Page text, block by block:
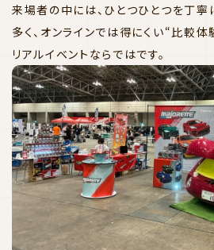
来場者の中には、ひとつひとつを丁
多く、オンラインでは得にくい“比較
リアルイベントならではです。